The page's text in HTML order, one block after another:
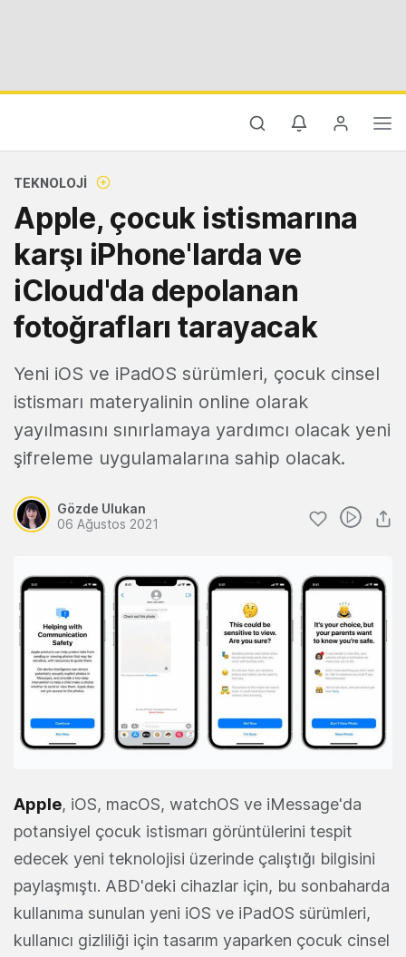
TEKNOLOJI
Apple, çocuk istismarına
karşı iPhone'larda ve
iCloud'da depolanan
fotoğrafları tarayacak
Yeni iOS ve iPadOS sürümleri, çocuk cinsel
istismarı materyalinin online olarak
yayılmasını sınırlamaya yardımcı olacak yeni
şifreleme uygulamalarına sahip olacak.
Gözde Ulukan
06 Ağustos 2021
Apple, iOS, macOS, watchOS ve iMessage'da
potansiyel çocuk istismarı görüntülerini tespit
edecek yeni teknolojisi üzerinde çalıştığı bilgisini
paylaşmıştı. ABD'deki cihazlar için, bu sonbaharda
kullanıma sunulan yeni iOS ve iPadOS sürümleri,
kullanıcı gizliliği için tasarım yaparken çocuk cinsel